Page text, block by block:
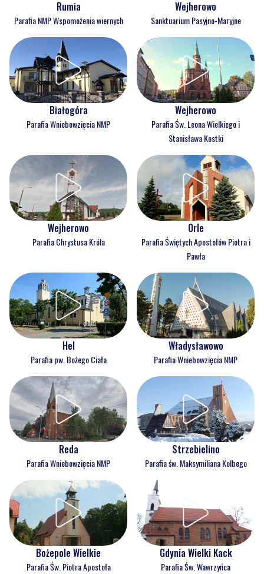
Rumia
Parafia NMP Wspomożenia wiernych
Wejherowo
Sanktuarium Pasyjno-Maryjne
Białogóra
Parafia Wniebowzięcia NMP
Wejherowo
Parafia Św. Leona Wielkiego i
Stanisława Kostki
Wejherowo
Parafia Chrystusa Króla
Orle
Parafia Świętych Apostołów Piotra i
Pawła
Hel
Parafia pw. Bożego Ciała
Władysławowo
Parafia Wniebowzięcia NMP
Reda
Parafia Wniebowzięcia NMP
Strzebielino
Parafia św. Maksymiliana Kolbego
Bożepole Wielkie
Parafia Św. Piotra Apostoła
Gdynia Wielki Kack
Parafia Św. Wawrzyńca